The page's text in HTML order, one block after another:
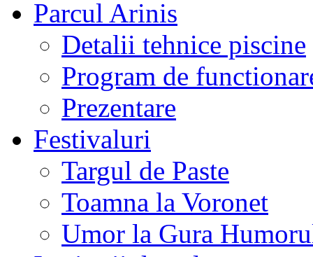
Parcul Arinis
Detalii tehnice piscine
Program de
Prezentare
Festivaluri
Targul de Paste
Toamna la Voronet
Umor la Gura